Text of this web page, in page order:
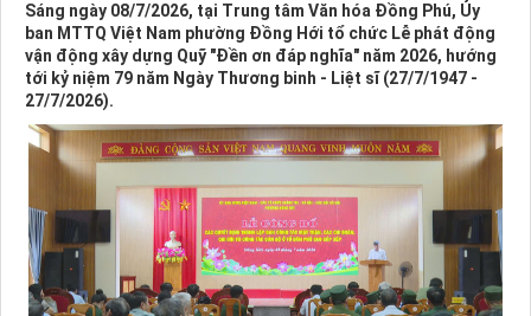
Sáng ngày 08/7/2026, tại Trung tâm Văn hóa Đồng Phú, Ủy
ban MTTQ Việt Nam phường Đồng Hới tổ chức Lễ phát động
vận động xây dựng Quỹ "Đền ơn đáp nghĩa" năm 2026, hướng
tới kỷ niệm 79 năm Ngày Thương binh - Liệt sĩ (27/7/1947 -
27/7/2026).